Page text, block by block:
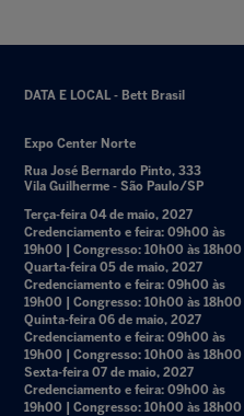
DATA E LOCAL - Bett Brasil
Expo Center Norte
Rua José Bernardo Pinto, 333
Vila Guilherme - São Paulo/SP
Terça-feira 04 de maio, 2027
Credenciamento e feira: 09h00 às
19h00 | Congresso: 10h00 às 18h00
Quarta-feira 05 de maio, 2027
Credenciamento e feira: 09h00 às
19h00 | Congresso: 10h00 às 18h00
Quinta-feira 06 de maio, 2027
Credenciamento e feira: 09h00 às
19h00 | Congresso: 10h00 às 18h00
Sexta-feira 07 de maio, 2027
Credenciamento e feira: 09h00 às
19h00 | Congresso: 10h00 às 18h00